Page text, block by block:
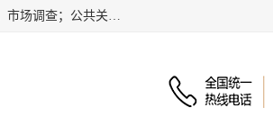
民安汇智（北京）信息咨询有限公司成立于2016年，注册地位于北京市朝阳区。经营范围包括经济贸易咨询；市场调查；公共关系服务；企业管理咨询；会议服务；企业策划；设计、制作、代理、发布广告；组织文化艺术交流活动（不含演出）；承办展览展示活动；技术推广服务。